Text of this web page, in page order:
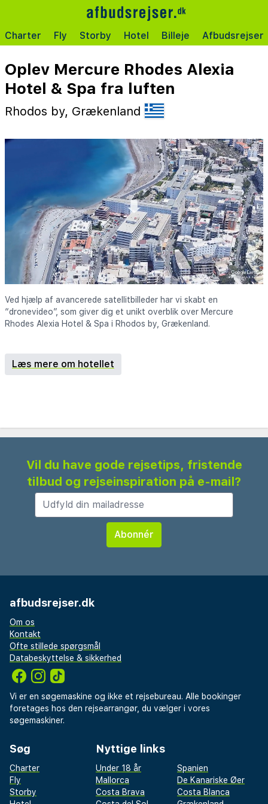
Charter Fly Storby Hotel Billeje Afbudsrejser
Oplev Mercure Rhodes Alexia
Hotel & Spa fra luften
Rhodos by, Grækenland
Ved hjælp af avancerede satellitbilleder har vi skabt en
“dronevideo”, som giver dig et unikt overblik over Mercure
Rhodes Alexia Hotel & Spa i Rhodos by, Grækenland.
Læs mere om hotellet
Vil du have gode rejsetips, fristende
tilbud og rejseinspiration på e-mail?
afbudsrejser.dk
Om os
Kontakt
Ofte stillede spørgsmål
Databeskyttelse & sikkerhed
Vi er en søgemaskine og ikke et rejsebureau. Alle bookinger
foretages hos den rejsearrangør, du vælger i vores
søgemaskiner.
Søg
Charter
Fly
Storby
Nyttige links
Under 18 år
Spanien
Mallorca
De Kanariske Øer
Costa Brava
Costa Blanca